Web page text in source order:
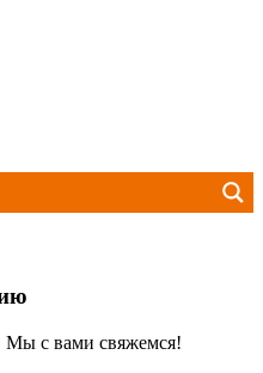
Мы с вами свяжемся!